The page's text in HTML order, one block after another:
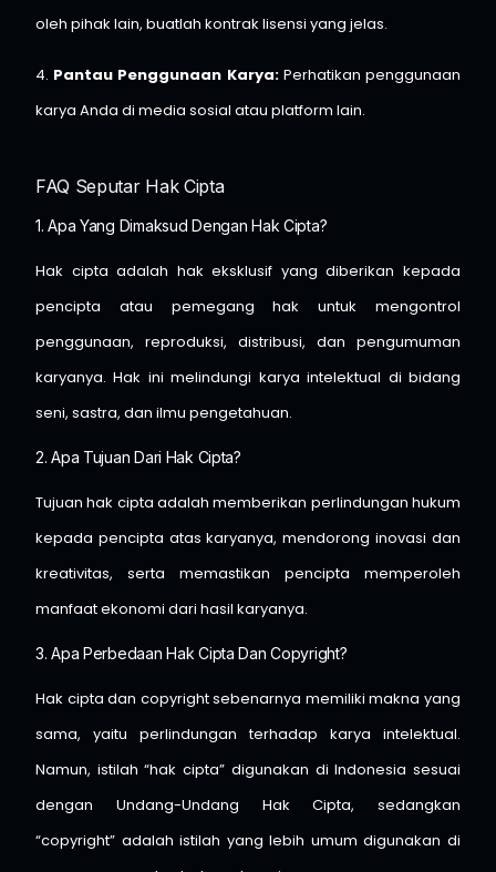
oleh pihak lain, buatlah kontrak lisensi yang jelas.
4. Pantau Penggunaan Karya:Perhatikan penggunaan
karya Anda di media sosial atau platform lain.
FAQ Seputar Hak Cipta
1. Apa Yang Dimaksud Dengan Hak Cipta?
Hak cipta adalah hak eksklusif yang diberikan kepada
pencipta atau pemegang hak untuk mengontrol
penggunaan, reproduksi, distribusi, dan pengumuman
karyanya. Hak ini melindungi karya intelektual di bidang
seni, sastra, dan ilmu pengetahuan.
2. Apa Tujuan Dari Hak Cipta?
Tujuan hak cipta adalah memberikan perlindungan hukum
kepada pencipta atas karyanya, mendorong inovasi dan
kreativitas, serta memastikan pencipta memperoleh
manfaat ekonomi dari hasil karyanya.
3. Apa Perbedaan Hak Cipta Dan Copyright?
Hak cipta dan copyright sebenarnya memiliki makna yang
sama, yaitu perlindungan terhadap karya intelektual.
Namun, istilah “hak cipta” digunakan di Indonesia sesuai
dengan Undang-Undang Hak Cipta, sedangkan
“copyright” adalah istilah yang lebih umum digunakan di